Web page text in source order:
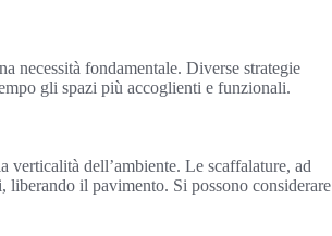
necessità fondamentale. Diverse strategie
gli spazi più accoglienti e funzionali.
verticalità dell’ambiente. Le scaffalature, ad
il pavimento. Si possono considerare